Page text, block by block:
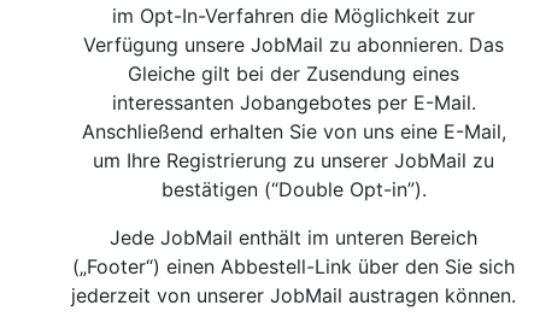
im Opt-In-Verfahren die Möglichkeit zur
Verfügung unsere JobMail zu abonnieren. Das
Gleiche gilt bei der Zusendung eines
interessanten Jobangebotes per E-Mail.
Anschließend erhalten Sie von uns eine E-Mail,
um Ihre Registrierung zu unserer JobMail zu
bestätigen (“Double Opt-in”).
Jede JobMail enthält im unteren Bereich
(„Footer“) einen Abbestell-Link über den Sie sich
jederzeit von unserer JobMail austragen können.